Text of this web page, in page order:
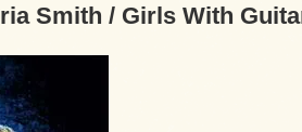
Smith / Girls With